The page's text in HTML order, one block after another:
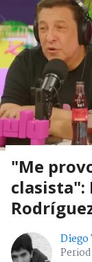
"Me
clasista":
Diego